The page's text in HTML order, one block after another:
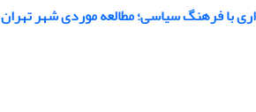
با فرهنگ سیاسی؛ مطالعه موردی شهر تهران